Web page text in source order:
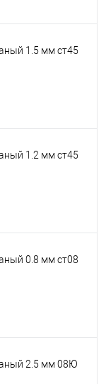
1.5 мм ст45
1.2 мм ст45
0.8 мм ст08
2.5 мм 08Ю